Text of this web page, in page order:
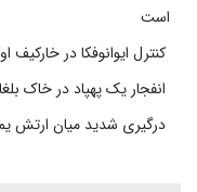
است
کنترل ایوانوفکا در
انفجار یک پهپاد در خاک
درگیری شدید میان ارتش